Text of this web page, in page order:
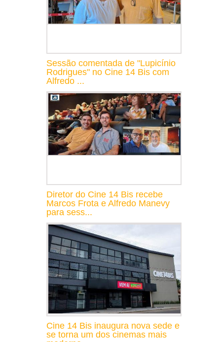
Sessão comentada de "Lupicínio
Rodrigues" no Cine 14 Bis com
Alfredo ...
Diretor do Cine 14 Bis recebe
Marcos Frota e Alfredo Manevy
para sess...
Cine 14 Bis inaugura nova sede e
se torna um dos cinemas mais